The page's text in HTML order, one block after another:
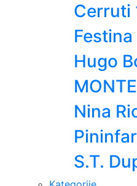
Cerruti
Festina
Hugo
Nina
S.T.